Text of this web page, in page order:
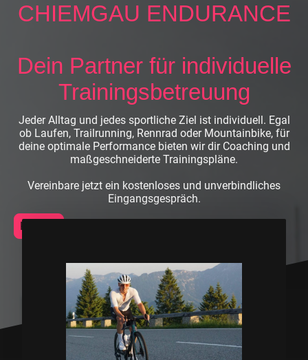
CHIEMGAU ENDURANCE
Dein Partner für individuelle
Trainingsbetreuung
Jeder Alltag und jedes sportliche Ziel ist individuell. Egal
ob Laufen, Trailrunning, Rennrad oder Mountainbike, für
deine optimale Performance bieten wir dir Coaching und
maßgeschneiderte Trainingspläne.
Vereinbare jetzt ein kostenloses und unverbindliches
Eingangsgespräch.
Kontakt